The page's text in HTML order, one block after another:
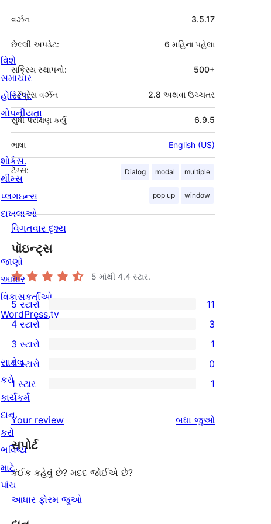
મેટા
વર્ઝન 3.5.17
છેલ્લી અપડેટ: 6 મહિના પહેલા
સક્રિય સ્થાપનો: 500+
વર્ડપ્રેસ વર્ઝન 2.8 અથવા ઉચ્ચતર
6.9.5
સુધી પરીક્ષણ કર્યું
ભાષા English (US)
ટૅગ્સ: Dialog modal multiple
pop up window
વિગતવાર દૃશ્ય
પૉઇન્ટ્સ
5 માંથી 4.4 સ્ટાર.
11
5-
સ્ટાર
સમીક્ષાઓ
5 સ્ટારો 11
4-
સ્ટાર
સમીક્ષાઓ
4 સ્ટારો 3
1
3-
સ્ટાર
સમીક્ષા
3 સ્ટારો 1
0
2-
સમીક્ષાઓ
2 સ્ટારો 0
1
સ્ટાર
સમીક્ષા
1 સ્ટાર 1
Your review બધા સમીક્ષાઓ
જુઓ
સપોર્ટ
કંઈક કહેવું છે? મદદ જોઈએ છે?
આધાર ફોરમ જુઓ
વિશે
સમાચાર
હોસ્ટિંગ.
ગોપનીયતા
શોકેસ.
થીમ્સ
પ્લગઇન્સ
દાખલાઓ
જાણો
આધાર
વિકાસકર્તાઓ
WordPress.tv
સામેલ
કરો
કાર્યકર્મ
દાન
કરો
ભવિષ્ય
માટે
પાંચ